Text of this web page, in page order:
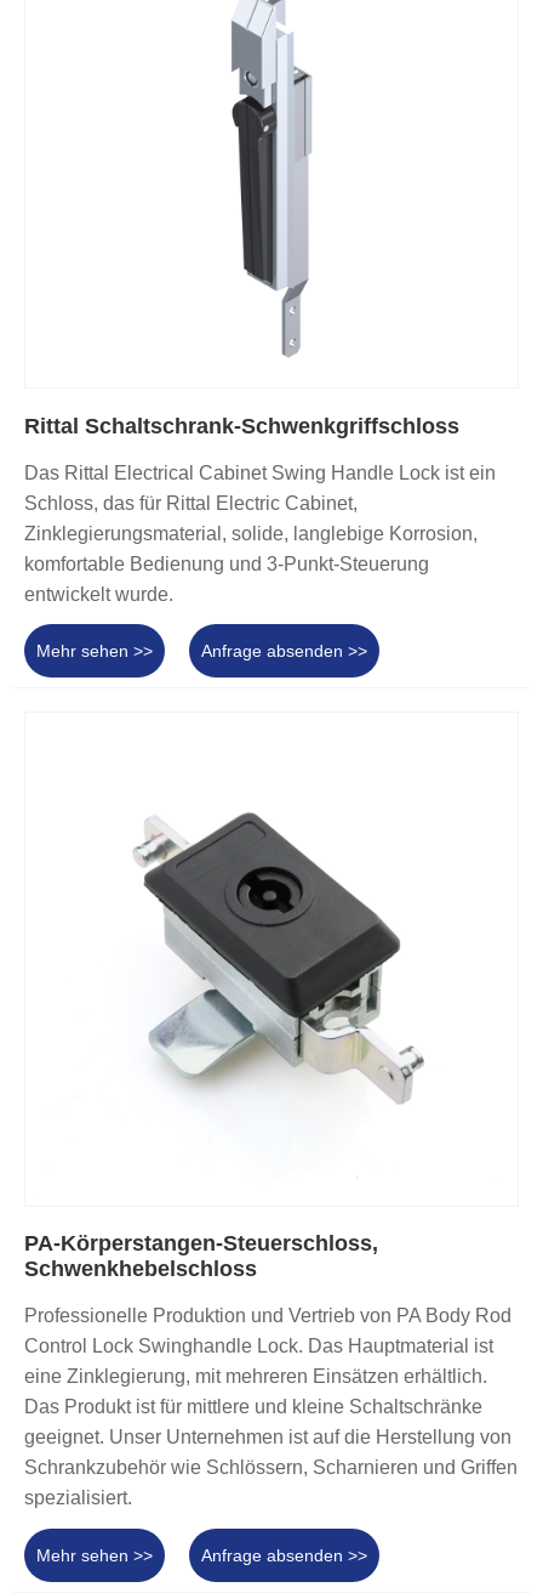
Rittal Schaltschrank-Schwenkgriffschloss
Das Rittal Electrical Cabinet Swing Handle Lock ist ein
Schloss, das für Rittal Electric Cabinet,
Zinklegierungsmaterial, solide, langlebige Korrosion,
komfortable Bedienung und 3-Punkt-Steuerung
entwickelt wurde.
Mehr sehen >> Anfrage absenden >>
PA-Körperstangen-Steuerschloss,
Schwenkhebelschloss
Professionelle Produktion und Vertrieb von PA Body Rod
Control Lock Swinghandle Lock. Das Hauptmaterial ist
eine Zinklegierung, mit mehreren Einsätzen erhältlich.
Das Produkt ist für mittlere und kleine Schaltschränke
geeignet. Unser Unternehmen ist auf die Herstellung von
Schrankzubehör wie Schlössern, Scharnieren und Griffen
spezialisiert.
Mehr sehen >> Anfrage absenden >>